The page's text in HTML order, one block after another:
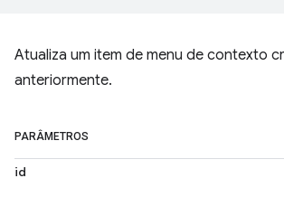
Atualiza um item de menu de contexto
anteriormente.
PARÂMETROS
id